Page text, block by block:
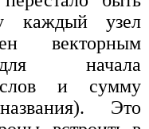
каждый узел
векторным
начала
слов и сумму
Это